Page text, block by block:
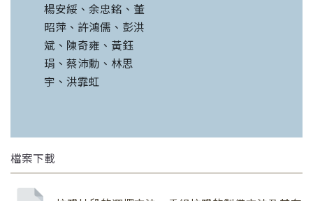
楊安綏、余忠銘、董
昭萍、許鴻儒、彭洪
斌、陳奇雍、黃鈺
琄、蔡沛勳、林思
宇、洪霏虹
檔案下載